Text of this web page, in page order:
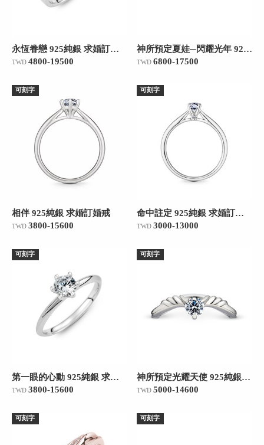
永恆眷戀 925純銀 求婚訂婚戒
TWD 4800-19500
神所預定夏娃─閃耀光年 925純銀 求婚訂婚戒
TWD 6800-17500
可刻字
相伴 925純銀 求婚訂婚戒
TWD 3800-15600
可刻字
命中註定 925純銀 求婚訂婚戒
TWD 3000-13000
可刻字
第一眼的心動 925純銀 求婚訂婚戒
TWD 3800-15600
可刻字
神所預定光耀天使 925純銀 求婚訂婚戒
TWD 5000-14600
可刻字 可刻字